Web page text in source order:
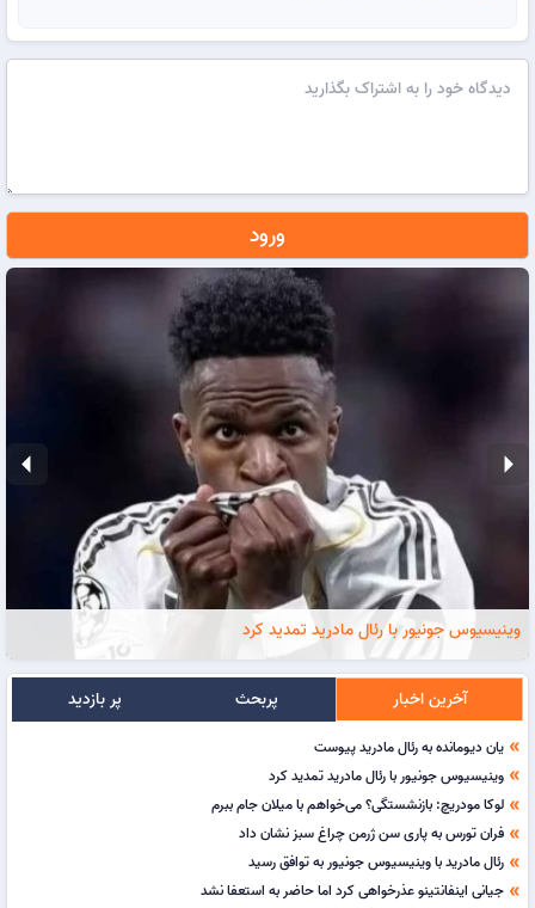
ورود
وینیسیوس جونیور با رئال مادرید تمدید کرد
arrow_right
arrow_left
آخرین اخبار پربحث پر بازدید
double_arrow یان دیومانده به رئال مادرید پیوست
double_arrow وینیسیوس جونیور با رئال مادرید تمدید کرد
double_arrow لوکا مودریچ: بازنشستگی؟ می‌خواهم با میلان جام ببرم
double_arrow فران تورس به پاری سن ژرمن چراغ سبز نشان داد
double_arrow رئال مادرید با وینیسیوس جونیور به توافق رسید
double_arrow جیانی اینفانتینو عذرخواهی کرد اما حاضر به استعفا نشد